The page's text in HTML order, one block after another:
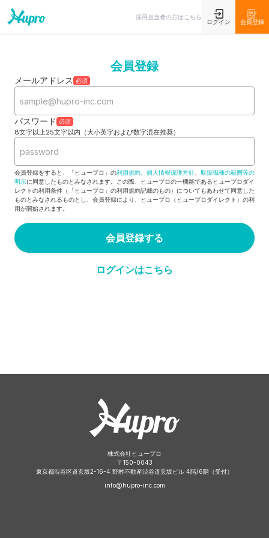
採用担当者の方はこちら
ログイン 会員登録
会員登録
メールアドレス 必須
パスワード 必須
8文字以上25文字以内（大小英字および数字混在推奨）
会員登録をすると、「ヒュープロ」の利用規約 個人情報保護方針
取扱職種の範囲等の
明示に同意したものとみなされます。この際、ヒュープロの一機能であるヒュープロダイ
レクトの利用条件（「ヒュープロ」の利用規約記載のもの）についてもあわせて同意した
ものとみなされるものとし、会員登録により、ヒュープロ（ヒュープロダイレクト）の利
用が開始されます。
会員登録する
ログインはこちら
株式会社ヒュープロ
〒 150-0043
東京都渋谷区道玄坂2-16-4 野村不動産渋谷道玄坂ビル 4階/6階（受付）
info@hupro-inc.com